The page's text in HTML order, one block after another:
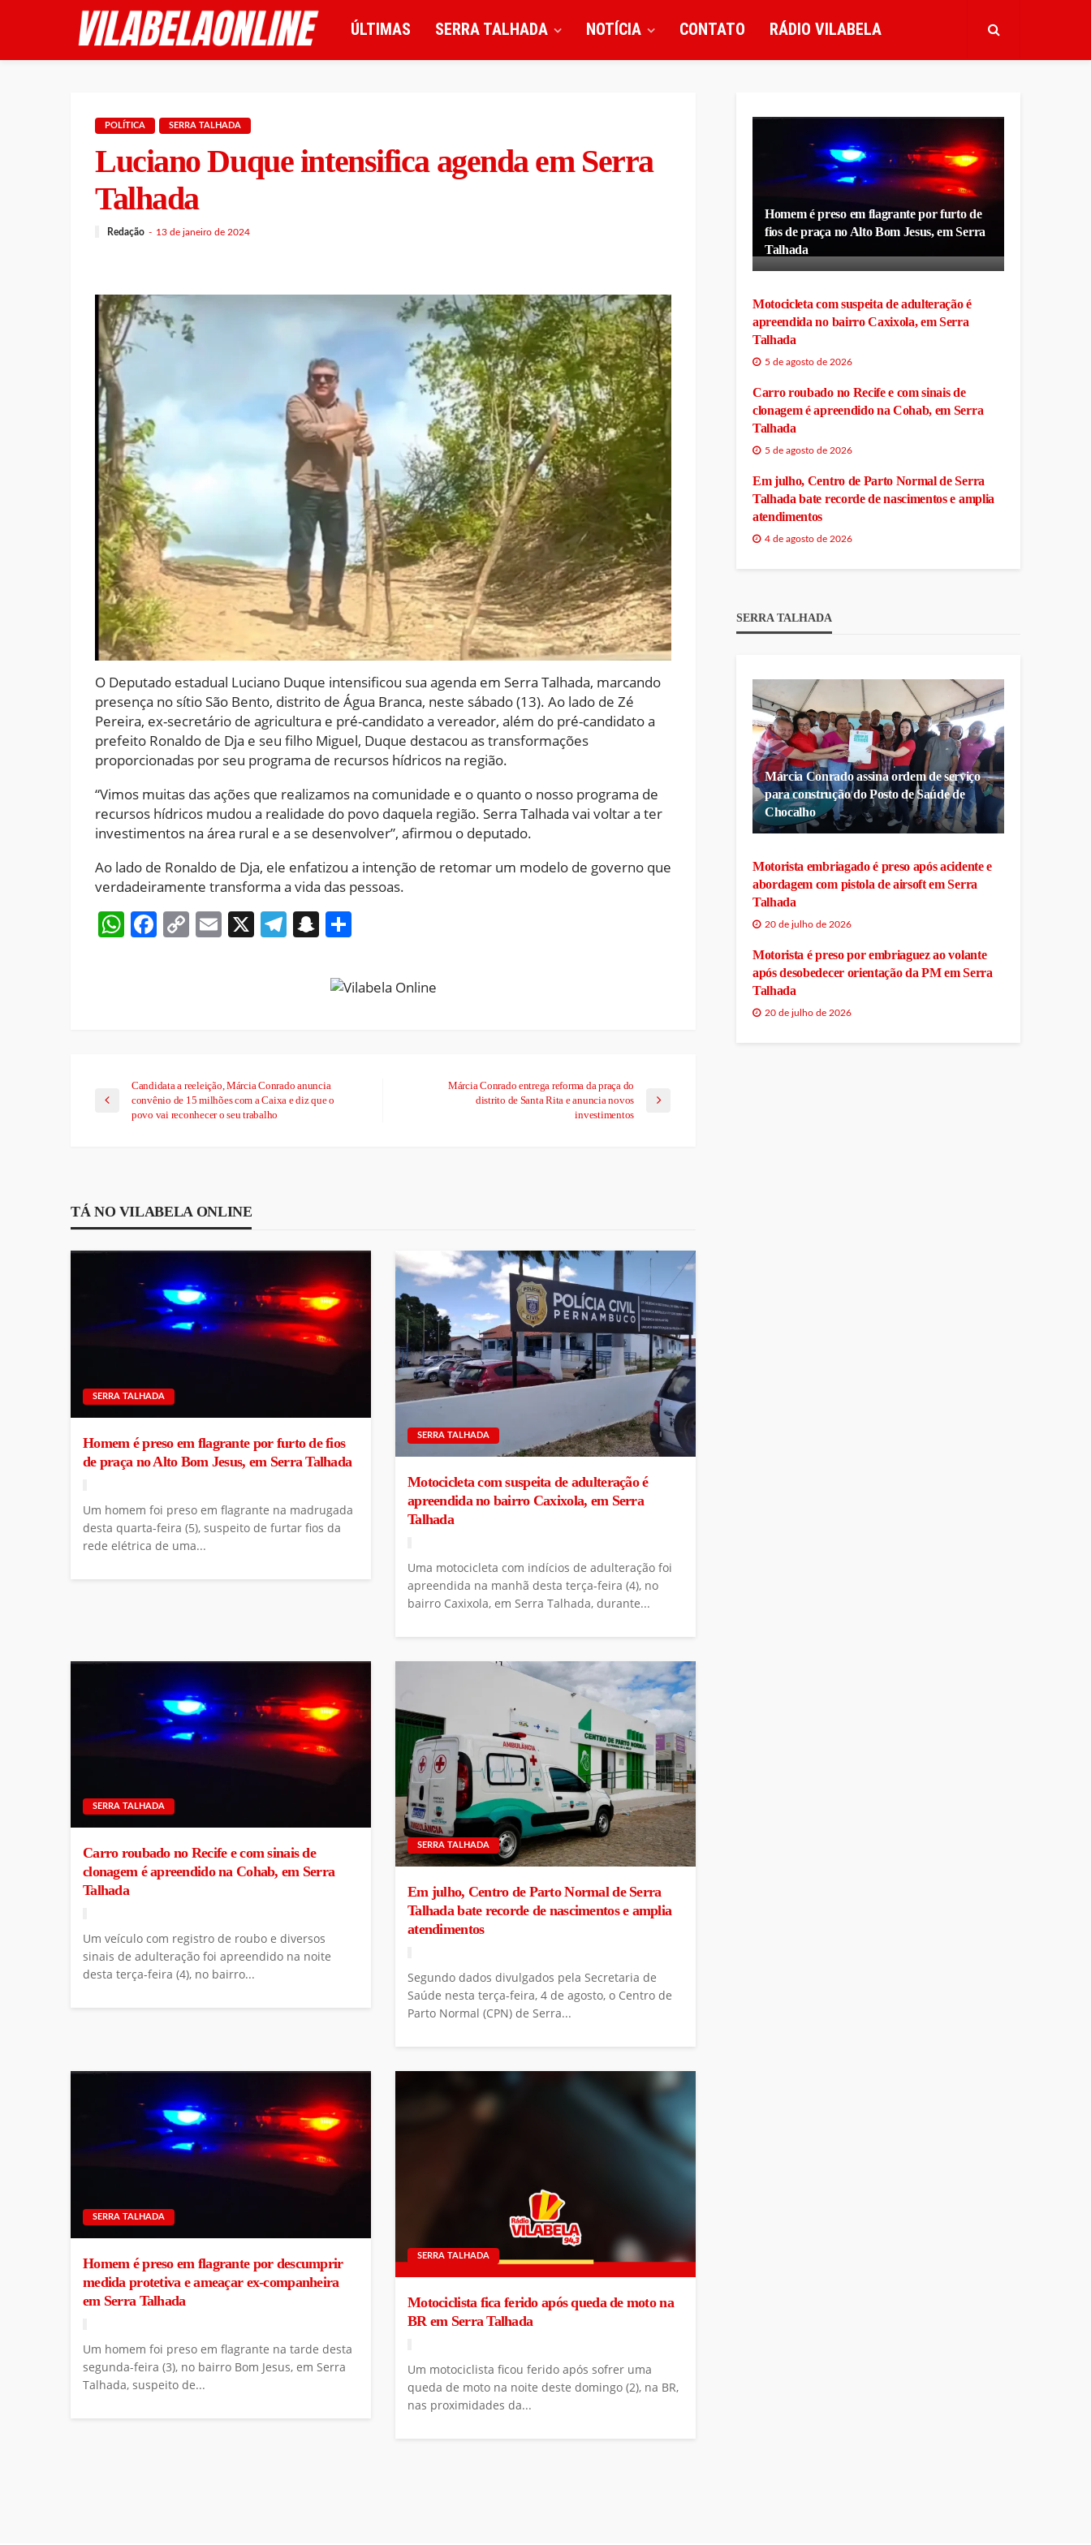
ÚLTIMAS SERRA TALHADA NOTÍCIA CONTATO RÁDIO VILABELA
POLÍTICA SERRA TALHADA
Luciano Duque intensifica agenda em Serra
Talhada
Redação 13 de janeiro de 2024
O Deputado estadual Luciano Duque intensificou sua agenda em Serra Talhada, marcando
presença no sítio São Bento, distrito de Água Branca, neste sábado (13). Ao lado de Zé
Pereira, ex-secretário de agricultura e pré-candidato a vereador, além do pré-candidato a
prefeito Ronaldo de Dja e seu filho Miguel, Duque destacou as transformações
proporcionadas por seu programa de recursos hídricos na região.
“Vimos muitas das ações que realizamos na comunidade e o quanto o nosso programa de
recursos hídricos mudou a realidade do povo daquela região. Serra Talhada vai voltar a ter
investimentos na área rural e a se desenvolver”, afirmou o deputado.
Ao lado de Ronaldo de Dja, ele enfatizou a intenção de retomar um modelo de governo que
verdadeiramente transforma a vida das pessoas.
WhatsApp
Facebook
CopyEmail
X Telegram
Snapchat
Candidata a reeleição, Márcia Conrado anuncia
convênio de 15 milhões com a Caixa e diz que o
povo vai reconhecer o seu trabalho
Márcia Conrado entrega reforma da praça do
distrito de Santa Rita e anuncia novos
investimentos
TÁ NO VILABELA ONLINE
SERRA TALHADA
Homem é preso em flagrante por furto de fios
de praça no Alto Bom Jesus, em Serra Talhada
Um homem foi preso em flagrante na madrugada
desta quarta-feira (5), suspeito de furtar fios da
rede elétrica de uma...
SERRA TALHADA
Motocicleta com suspeita de adulteração é
apreendida no bairro Caxixola, em Serra
Talhada
Uma motocicleta com indícios de adulteração foi
apreendida na manhã desta terça-feira (4), no
bairro Caxixola, em Serra Talhada, durante...
SERRA TALHADA
Carro roubado no Recife e com sinais de
clonagem é apreendido na Cohab, em Serra
Talhada
Um veículo com registro de roubo e diversos
sinais de adulteração foi apreendido na noite
desta terça-feira (4), no bairro...
SERRA TALHADA
Em julho, Centro de Parto Normal de Serra
Talhada bate recorde de nascimentos e amplia
atendimentos
Segundo dados divulgados pela Secretaria de
Saúde nesta terça-feira, 4 de agosto, o Centro de
Parto Normal (CPN) de Serra...
SERRA TALHADA
Homem é preso em flagrante por descumprir
medida protetiva e ameaçar ex-companheira
em Serra Talhada
Um homem foi preso em flagrante na tarde desta
segunda-feira (3), no bairro Bom Jesus, em Serra
Talhada, suspeito de...
SERRA TALHADA
Motociclista fica ferido após queda de moto na
BR em Serra Talhada
Um motociclista ficou ferido após sofrer uma
queda de moto na noite deste domingo (2), na BR,
nas proximidades da...
Homem é preso em flagrante por furto de
fios de praça no Alto Bom Jesus, em Serra
Talhada
Motocicleta com suspeita de adulteração é
apreendida no bairro Caxixola, em Serra
Talhada
5 de agosto de 2026
Carro roubado no Recife e com sinais de
clonagem é apreendido na Cohab, em Serra
Talhada
5 de agosto de 2026
Em julho, Centro de Parto Normal de Serra
Talhada bate recorde de nascimentos e amplia
atendimentos
4 de agosto de 2026
SERRA TALHADA
Márcia Conrado assina ordem de serviço
para construção do Posto de Saúde de
Chocalho
Motorista embriagado é preso após acidente e
abordagem com pistola de airsoft em Serra
Talhada
20 de julho de 2026
Motorista é preso por embriaguez ao volante
após desobedecer orientação da PM em Serra
Talhada
20 de julho de 2026